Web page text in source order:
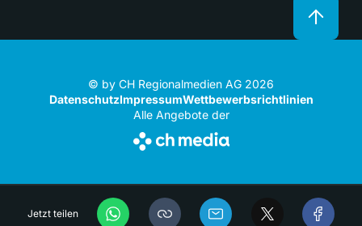
Jetzt teilen
© by CH Regionalmedien AG 2026
DatenschutzImpressumWettbewerbsrichtlinien
Alle Angebote der